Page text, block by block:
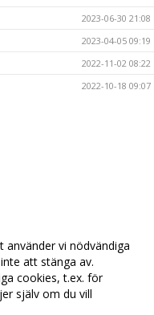
2023-06-30 21:08
2023-04-05 09:19
2022-11-02 08:22
2022-10-18 09:07
vi nödvändiga
att stänga av.
cookies, t.ex. för
själv om du vill